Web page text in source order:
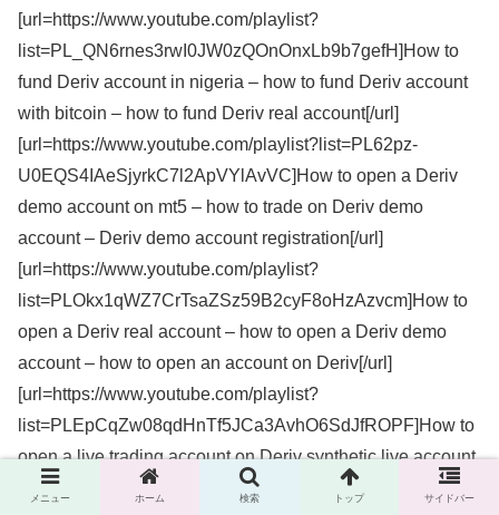
[url=https://www.youtube.com/playlist?
list=PL_QN6rnes3rwI0JW0zQOnOnxLb9b7gefH]How to
fund Deriv account in nigeria – how to fund Deriv account
with bitcoin – how to fund Deriv real account[/url]
[url=https://www.youtube.com/playlist?list=PL62pz-
U0EQS4IAeSjyrkC7l2ApVYlAvVC]How to open a Deriv
demo account on mt5 – how to trade on Deriv demo
account – Deriv demo account registration[/url]
[url=https://www.youtube.com/playlist?
list=PLOkx1qWZ7CrTsaZSz59B2cyF8oHzAzvcm]How to
open a Deriv real account – how to open a Deriv demo
account – how to open an account on Deriv[/url]
[url=https://www.youtube.com/playlist?
list=PLEpCqZw08qdHnTf5JCa3AvhO6SdJfROPF]How to
open a live trading account on Deriv synthetic live account
– Deriv open live account[/url]
メニュー ホーム 検索 トップ サイドバー